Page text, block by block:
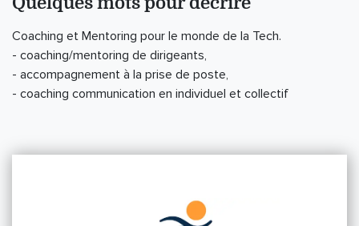
Coaching et Mentoring pour le monde de la Tech.
- coaching/mentoring de dirigeants,
- accompagnement à la prise de poste,
- coaching communication en individuel et collectif